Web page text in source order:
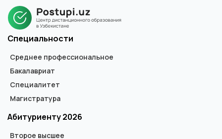
Специальности
Среднее профессиональное
Бакалавриат
Специалитет
Магистратура
Абитуриенту 2026
Второе высшее